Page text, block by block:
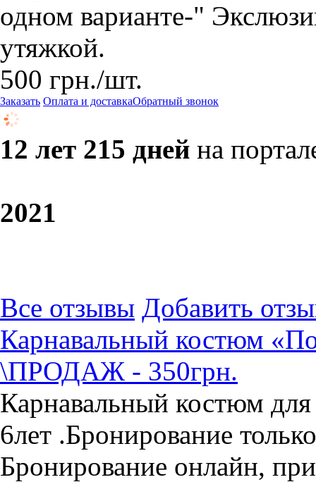
одном варианте-"
утяжкой.
500 грн./шт.
Заказать Оплата и доставкаОбратный звонок
12 лет 215 дней на
2021
Все отзывы Добавить
Карнавальный костюм
\ПРОДАЖ - 350грн.
Карнавальный костюм
6лет .Бронирование
Бронирование онлайн,